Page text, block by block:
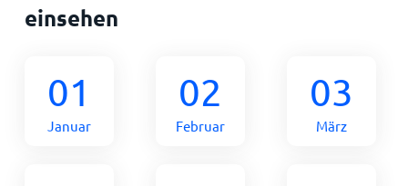
einsehen
01
Januar
02
Februar
03
März